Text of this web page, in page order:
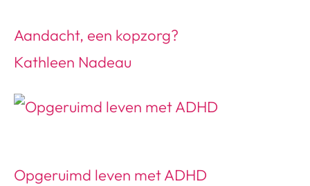
Aandacht, een kopzorg?
Kathleen Nadeau
Opgeruimd leven met ADHD